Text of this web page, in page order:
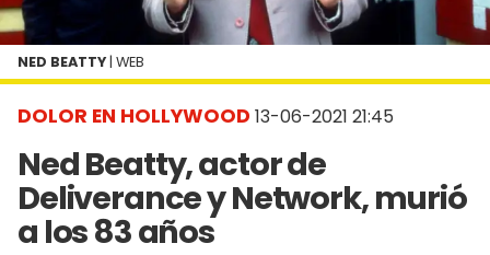
DOLOR EN HOLLYWOOD 13-06-2021 21:45
Ned Beatty, actor de
Deliverance y Network, murió
a los 83 años
NED BEATTY| WEB